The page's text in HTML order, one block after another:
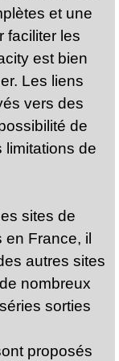
et une
faciliter les
est bien
Les liens
vers des
de
limitations de
sites de
France, il
autres sites
nombreux
sorties
proposés